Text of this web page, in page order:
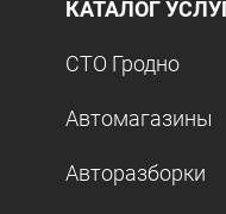
КАТАЛОГ
СТО Гродно
Автомагазины
Авторазборки